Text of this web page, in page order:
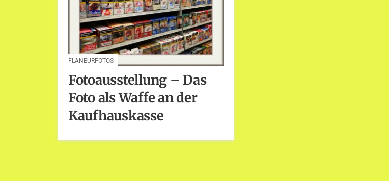
FLANEURFOTOS
Fotoausstellung – Das
Foto als Waffe an der
Kaufhauskasse